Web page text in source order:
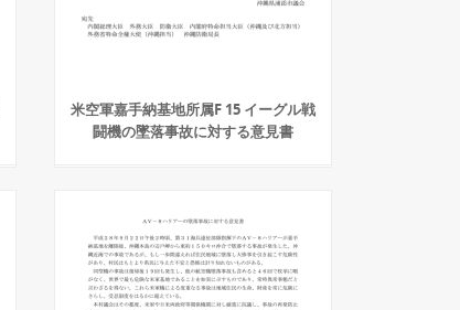
米空軍嘉手納基地所属F 15 イーグル戦
闘機の墜落事故に対する意見書